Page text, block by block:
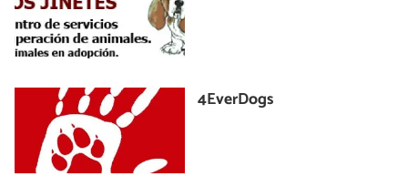
4EverDogs